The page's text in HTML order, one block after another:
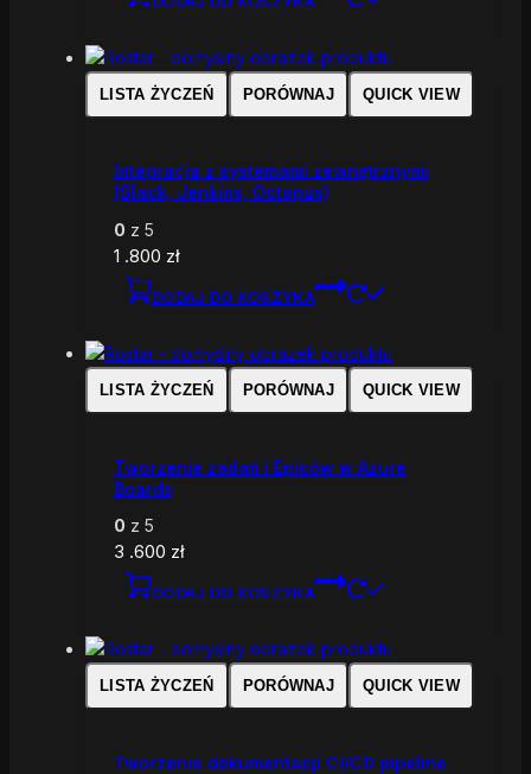
LISTA ŻYCZEŃ PORÓWNAJ QUICK VIEW
Integracja z systemami zewnętrznymi
(Slack, Jenkins, Octopus)
0 z 5
1 .800 zł
DODAJ DO KOSZYKA
LISTA ŻYCZEŃ PORÓWNAJ QUICK VIEW
Tworzenie zadań i Epiców w Azure
Boards
0 z 5
3 .600 zł
DODAJ DO KOSZYKA
LISTA ŻYCZEŃ PORÓWNAJ QUICK VIEW
Tworzenie dokumentacji CI/CD pipeline